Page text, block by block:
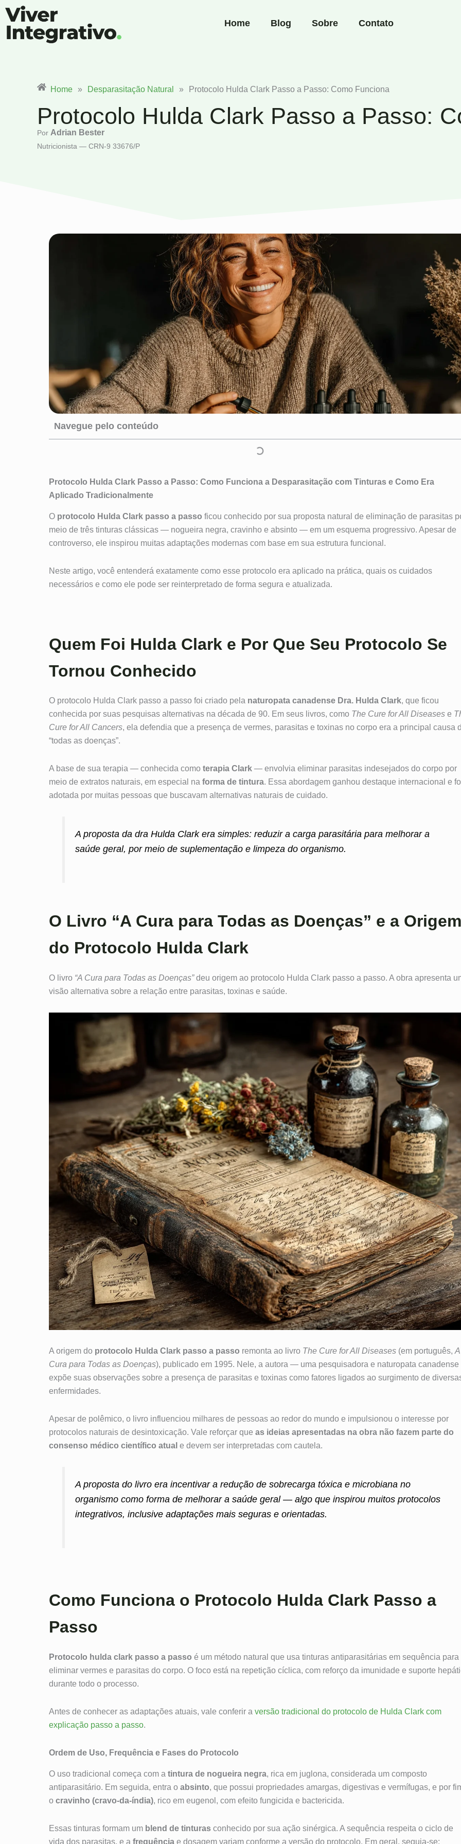
para
Home Blog Sobre Contato
Home » Desparasitação Natural » Protocolo Hulda Clark Passo a Passo: Como Funciona
Protocolo Hulda Clark Passo a Passo:
Por Adrian Bester
Nutricionista — CRN-9 33676/P
Navegue pelo conteúdo
Protocolo Hulda Clark Passo a Passo: Como Funciona a Desparasitação com Tinturas e Como Era
Aplicado Tradicionalmente
O protocolo Hulda Clark passo a passo ficou conhecido por sua proposta natural de eliminação de parasitas
meio de três tinturas clássicas — nogueira negra, cravinho e absinto — em um esquema progressivo. Apesar de
controverso, ele inspirou muitas adaptações modernas com base em sua estrutura funcional.
Neste artigo, você entenderá exatamente como esse protocolo era aplicado na prática, quais os cuidados
necessários e como ele pode ser reinterpretado de forma segura e atualizada.
Quem Foi Hulda Clark e Por Que Seu Protocolo Se
Tornou Conhecido
O protocolo Hulda Clark passo a passo foi criado pela naturopata canadense Dra. Hulda Clark, que ficou
conhecida por suas pesquisas alternativas na década de 90. Em seus livros, como The Cure for All Diseases e
Cure for All Cancers, ela defendia que a presença de vermes, parasitas e toxinas no corpo era a principal causa
“todas as doenças”.
A base de sua terapia — conhecida como terapia Clark — envolvia eliminar parasitas indesejados do corpo por
meio de extratos naturais, em especial na forma de tintura. Essa abordagem ganhou destaque internacional e
adotada por muitas pessoas que buscavam alternativas naturais de cuidado.
A proposta da dra Hulda Clark era simples: reduzir a carga parasitária para melhorar a
saúde geral, por meio de suplementação e limpeza do organismo.
O Livro “A Cura para Todas as Doenças” e a Origem
do Protocolo Hulda Clark
O livro “A Cura para Todas as Doenças”deu origem ao protocolo Hulda Clark passo a passo. A obra apresenta
visão alternativa sobre a relação entre parasitas, toxinas e saúde.
A origem do protocolo Hulda Clark passo a passo remonta ao livro The Cure for All Diseases (em português, A
Cura para Todas as Doenças), publicado em 1995. Nele, a autora — uma pesquisadora e naturopata
expõe suas observações sobre a presença de parasitas e toxinas como fatores ligados ao surgimento de
enfermidades.
Apesar de polêmico, o livro influenciou milhares de pessoas ao redor do mundo e impulsionou o interesse por
protocolos naturais de desintoxicação. Vale reforçar que as ideias apresentadas na obra não fazem parte do
consenso médico científico atual e devem ser interpretadas com cautela.
A proposta do livro era incentivar a redução de sobrecarga tóxica e microbiana no
organismo como forma de melhorar a saúde geral — algo que inspirou muitos protocolos
integrativos, inclusive adaptações mais seguras e orientadas.
Como Funciona o Protocolo Hulda Clark Passo a
Passo
Protocolo hulda clark passo a passo é um método natural que usa tinturas antiparasitárias em sequência para
eliminar vermes e parasitas do corpo. O foco está na repetição cíclica, com reforço da imunidade e suporte
durante todo o processo.
Antes de conhecer as adaptações atuais, vale conferir a versão tradicional do protocolo de Hulda Clark com
explicação passo a passo.
Ordem de Uso, Frequência e Fases do Protocolo
O uso tradicional começa com a tintura de nogueira negra, rica em juglona, considerada um composto
antiparasitário. Em seguida, entra o absinto, que possui propriedades amargas, digestivas e vermífugas, e por
o cravinho (cravo-da-índia), rico em eugenol, com efeito fungicida e bactericida.
Essas tinturas formam um blend de tinturas conhecido por sua ação sinérgica. A sequência respeita o ciclo de
vida dos parasitas, e a frequência e dosagem variam conforme a versão do protocolo. Em geral, seguia-se: